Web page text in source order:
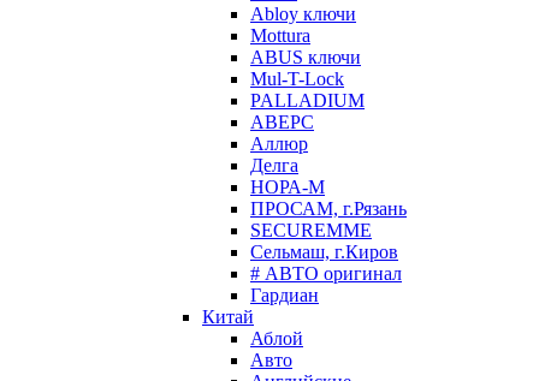
Abloy ключи
Mottura
ABUS ключи
Mul-T-Lock
PALLADIUM
АВЕРС
Аллюр
Делга
НОРА-М
ПРОСАМ, г.Рязань
SECUREMME
Сельмаш, г.Киров
# АВТО оригинал
Гардиан
Китай
Аблой
Авто